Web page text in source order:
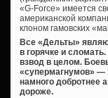
«G-Force» имеется
американской
клоном гамовских
Все «Дельты»
в горячке и
взвод в целом.
«супермагнумов» —
намного добротнее
дороже.